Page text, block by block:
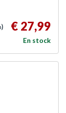
) € 27,99
En stock